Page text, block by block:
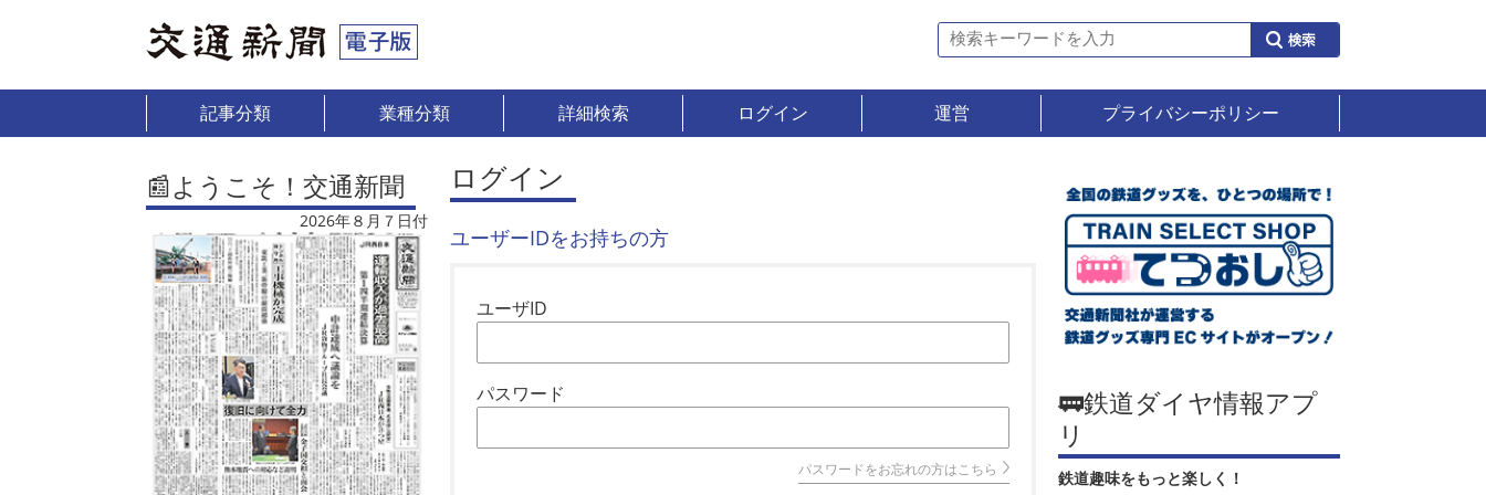
記事分類 業種分類 詳細検索 ログイン 運営 プライバシーポリシー
📰ようこそ！交通新聞
2026年８月７日付
ログイン
ユーザーIDをお持ちの方
ユーザID
パスワード
パスワードをお忘れの方はこちら
🚃鉄道ダイヤ情報アプ
リ
鉄道趣味をもっと楽しく！